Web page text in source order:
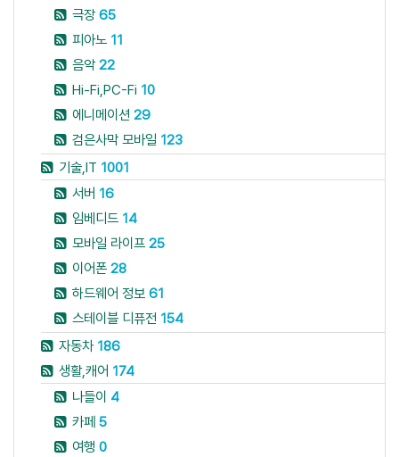
극장65
피아노 11
음악22
Hi-Fi,PC-Fi 10
에니메이션 29
검은사막 모바일 123
기술,IT 1001
서버 16
임베디드 14
모바일 라이프 25
이어폰 28
하드웨어 정보 61
스테이블 디퓨전 154
자동차 186
생활,캐어 174
나들이 4
카페 5
여행 0